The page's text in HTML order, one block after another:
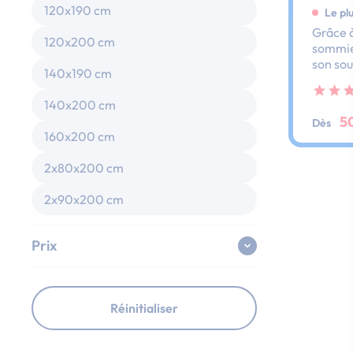
120x190 cm
120x200 cm
140x190 cm
140x200 cm
160x200 cm
2x80x200 cm
2x90x200 cm
Prix
Réinitialiser
Le
Grâce
son
dos
ses
au
Dès